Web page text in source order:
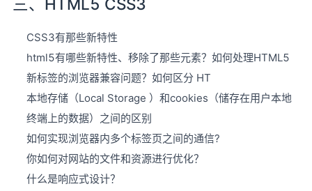
三、HTML5 CSS3
CSS3有那些新特性
html5有哪些新特性、移除了那些元素？如何处理HTML5
新标签的浏览器兼容问题？如何区分 HT
本地存储（Local Storage ）和cookies（储存在用户本地
终端上的数据）之间的区别
如何实现浏览器内多个标签页之间的通信?
你如何对网站的文件和资源进行优化？
什么是响应式设计？